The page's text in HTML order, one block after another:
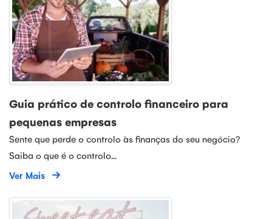
Guia prático de controlo financeiro para
pequenas empresas
Sente que perde o controlo às finanças do seu negócio?
Saiba o que é o controlo...
Ver Mais